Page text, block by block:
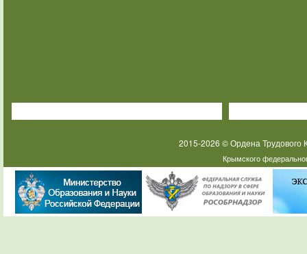
2015-2026 © Ордена
Крымского